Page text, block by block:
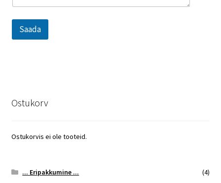
Saada
Ostukorv
Ostukorvis ei ole tooteid.
... Eripakkumine ...
(4)